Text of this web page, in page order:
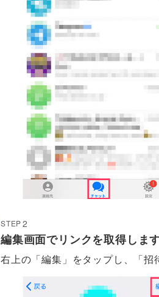
STEP
編集画面でリンクを取得しま
右上の「編集」をタップし、「招